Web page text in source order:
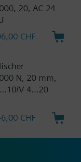
20, AC 24
CHF
N, 20 mm,
V 4...20
CHF